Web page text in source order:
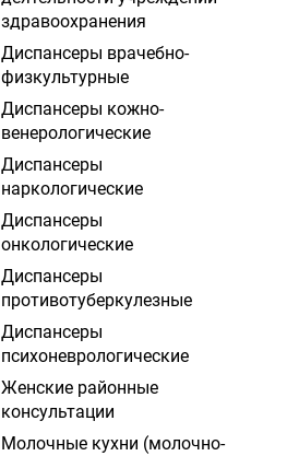
здравоохранения
Диспансеры врачебно-
физкультурные
Диспансеры кожно-
венерологические
Диспансеры
наркологические
Диспансеры
онкологические
Диспансеры
противотуберкулезные
Диспансеры
психоневрологические
Женские районные
консультации
Молочные кухни (молочно-